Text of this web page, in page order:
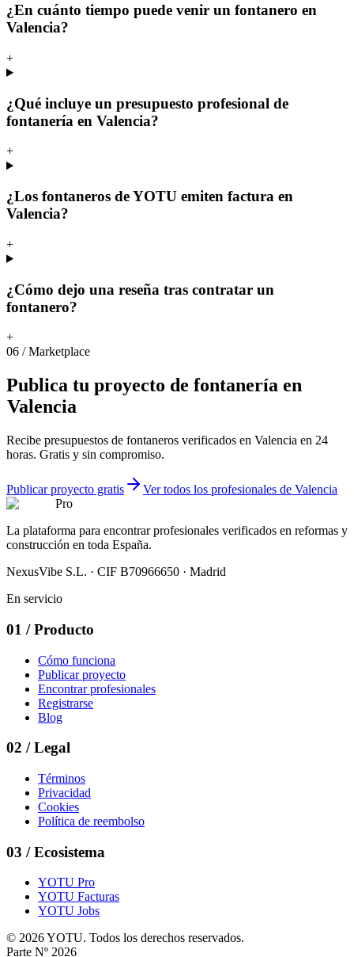
¿En cuánto tiempo puede venir un fontanero en
Valencia?
+
¿Qué incluye un presupuesto profesional de
fontanería en Valencia?
+
¿Los fontaneros de YOTU emiten factura en
Valencia?
+
¿Cómo dejo una reseña tras contratar un
fontanero?
+
06 /Marketplace
Publica tu proyecto de fontanería en
Valencia
Recibe presupuestos de fontaneros verificados en Valencia en 24
horas. Gratis y sin compromiso.
Publicar proyecto gratis
Ver todos los profesionales de Valencia
Pro
La plataforma para encontrar profesionales verificados en reformas y
construcción en toda España.
NexusVibe S.L. · CIF B70966650 · Madrid
En servicio
01 / Producto
Cómo funciona
Publicar proyecto
Encontrar profesionales
Registrarse
Blog
02 / Legal
Términos
Privacidad
Cookies
Política de reembolso
03 / Ecosistema
YOTU Pro
YOTU Facturas
YOTU Jobs
© 2026 YOTU. Todos los derechos reservados.
Parte Nº 2026